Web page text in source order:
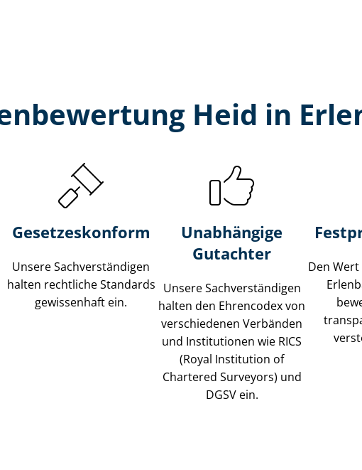
Heid in
Gesetzes­konform
Unsere Sach­ver­stän­di­gen
halten rechtliche Standards
gewissenhaft ein.
Unabhängige
Gutachter
Unsere Sach­ver­stän­di­gen
halten den Ehrencodex von
verschiedenen Verbänden
und Institutionen wie RICS
(Royal Institution of
Chartered Surveyors) und
DGSV ein.
Den